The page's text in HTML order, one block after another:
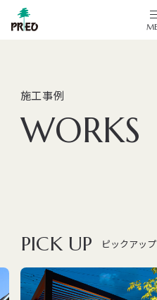
施工事例
WORKS
PICK UP ピックアップ